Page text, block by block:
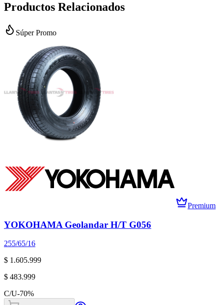
Productos Relacionados
Súper Promo
Premium
YOKOHAMA Geolandar H/T G056
255/65/16
$ 1.605.999
$ 483.999
C/U-70%